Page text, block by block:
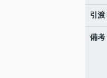
引渡
備考